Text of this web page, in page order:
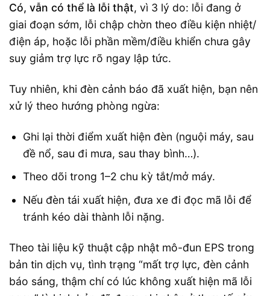
Có, vẫn có thể là lỗi thật, vì 3 lý do: lỗi đang ở
giai đoạn sớm, lỗi chập chờn theo điều kiện nhiệt/
điện áp, hoặc lỗi phần mềm/điều khiển chưa gây
suy giảm trợ lực rõ ngay lập tức.
Tuy nhiên, khi đèn cảnh báo đã xuất hiện, bạn nên
xử lý theo hướng phòng ngừa:
Ghi lại thời điểm xuất hiện đèn (nguội máy, sau
đề nổ, sau đi mưa, sau thay bình…).
Theo dõi trong 1–2 chu kỳ tắt/mở máy.
Nếu đèn tái xuất hiện, đưa xe đi đọc mã lỗi để
tránh kéo dài thành lỗi nặng.
Theo tài liệu kỹ thuật cập nhật mô-đun EPS trong
bản tin dịch vụ, tình trạng “mất trợ lực, đèn cảnh
báo sáng, thậm chí có lúc không xuất hiện mã lỗi